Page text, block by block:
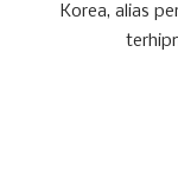
Korea, alias